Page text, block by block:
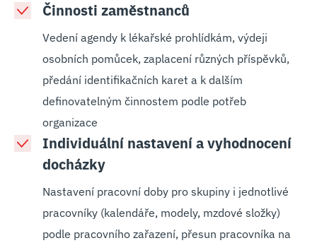
Činnosti zaměstnanců
Vedení agendy k lékařské prohlídkám, výdeji
osobních pomůcek, zaplacení různých příspěvků,
předání identifikačních karet a k dalším
definovatelným činnostem podle potřeb
organizace
Individuální nastavení a vyhodnocení
docházky
Nastavení pracovní doby pro skupiny i jednotlivé
pracovníky (kalendáře, modely, mzdové složky)
podle pracovního zařazení, přesun pracovníka na